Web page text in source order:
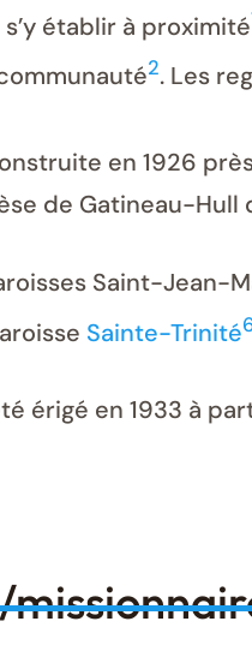
établir à proximité
2. Les
en 1926
de Gatineau-Hull
Saint-Jean-
Sainte-Trinité
érigé en 1933 à